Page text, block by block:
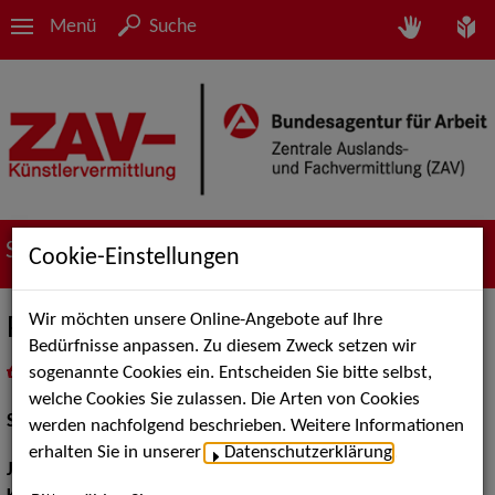
Menü Suche
Suche nach Künstler*innen
Pauline Baasner
als PDF speichern
inMeine Merklistelegen
Schauspiel:Film und TV
Jahrgang:
Cookie-Einstellungen
Wir möchten unsere Online-Angebote auf Ihre
Bedürfnisse anpassen. Zu diesem Zweck setzen wir
sogenannte Cookies ein. Entscheiden Sie bitte selbst,
welche Cookies Sie zulassen. Die Arten von Cookies
werden nachfolgend beschrieben. Weitere Informationen
erhalten Sie in unserer
Datenschutzerklärung